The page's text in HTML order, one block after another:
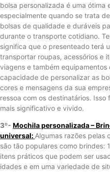
bolsa personalizada é uma ótima
especialmente quando se trata
bolsas de qualidade e duráveis
durante o transporte cotidiano.
significa que o presenteado terá
transportar roupas, acessórios e
viagens e também
capacidade de personalizar as
cores e mensagens da sua
ressoa com os destinatários.
mais significativo e vivido.
3º- Mochila personalizada –
universal: Algumas razões pelas
são tão populares como brindes:
itens práticos que podem ser
idades e em uma variedade de